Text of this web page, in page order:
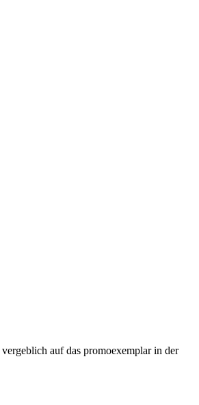
auf das promoexemplar in der